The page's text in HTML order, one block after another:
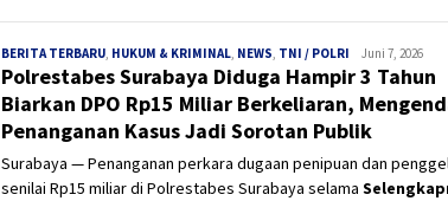
BERITA TERBARU, HUKUM & KRIMINAL, NEWS, TNI / POLRI Panjinusantara
Juni 7, 2026
Polrestabes Surabaya Diduga Hampir 3 Tahun
Biarkan DPO Rp15 Miliar Berkeliaran,
Penanganan Kasus Jadi Sorotan Publik
Surabaya — Penanganan perkara dugaan penipuan dan
senilai Rp15 miliar di Polrestabes Surabaya selama